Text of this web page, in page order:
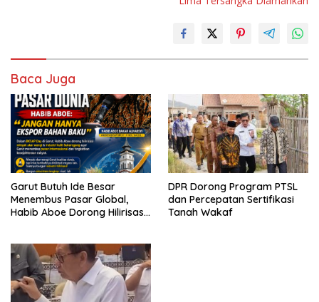
Baca Juga
Garut Butuh Ide Besar
Menembus Pasar Global,
Habib Aboe Dorong Hilirisasi
DPR Dorong Program PTSL
dan Percepatan Sertifikasi
Tanah Wakaf